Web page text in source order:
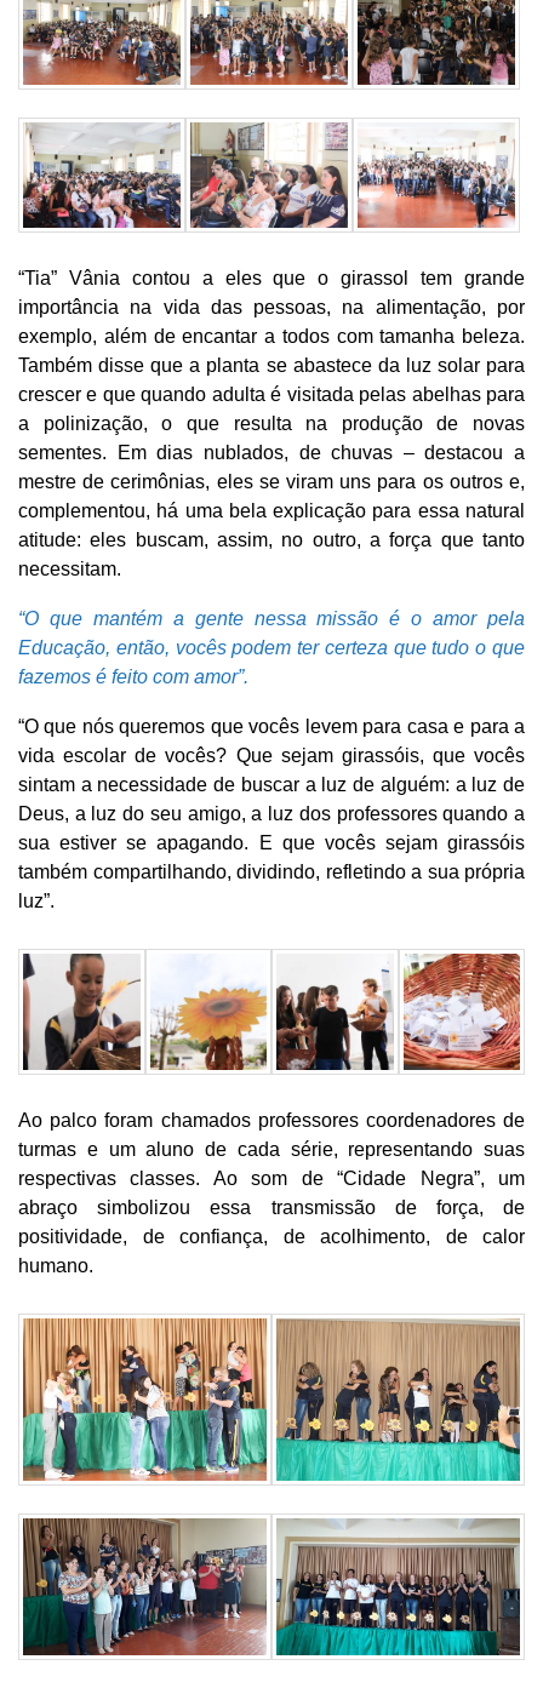
“Tia” Vânia contou a eles que o girassol tem grande
importância na vida das pessoas, na alimentação, por
exemplo, além de encantar a todos com tamanha beleza.
Também disse que a planta se abastece da luz solar para
crescer e que quando adulta é visitada pelas abelhas para
a polinização, o que resulta na produção de novas
sementes. Em dias nublados, de chuvas – destacou a
mestre de cerimônias, eles se viram uns para os outros e,
complementou, há uma bela explicação para essa natural
atitude: eles buscam, assim, no outro, a força que tanto
necessitam.
“O que mantém a gente nessa missão é o amor pela
Educação, então, vocês podem ter certeza que tudo o que
fazemos é feito com amor”.
“O que nós queremos que vocês levem para casa e para a
vida escolar de vocês? Que sejam girassóis, que vocês
sintam a necessidade de buscar a luz de alguém: a luz de
Deus, a luz do seu amigo, a luz dos professores quando a
sua estiver se apagando. E que vocês sejam girassóis
também compartilhando, dividindo, refletindo a sua própria
luz”.
Ao palco foram chamados professores coordenadores de
turmas e um aluno de cada série, representando suas
respectivas classes. Ao som de “Cidade Negra”, um
abraço simbolizou essa transmissão de força, de
positividade, de confiança, de acolhimento, de calor
humano.